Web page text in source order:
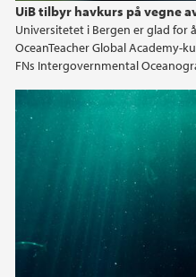
UiB tilbyr havkurs på vegne
Universitetet i Bergen er glad for
OceanTeacher Global Academy-
FNs Intergovernmental